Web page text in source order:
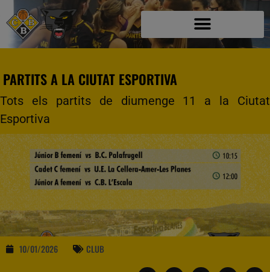
PARTITS A LA CIUTAT ESPORTIVA
Tots els partits de diumenge 11 a la Ciutat
Esportiva
10/01/2026 CLUB